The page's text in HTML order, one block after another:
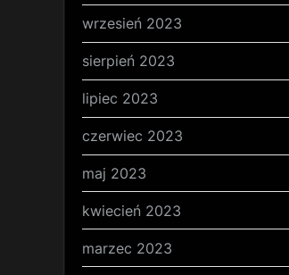
wrzesień 2023
sierpień 2023
lipiec 2023
czerwiec 2023
maj 2023
kwiecień 2023
marzec 2023